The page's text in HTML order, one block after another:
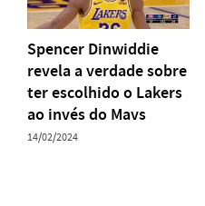
Spencer Dinwiddie
revela a verdade sobre
ter escolhido o Lakers
ao invés do Mavs
14/02/2024